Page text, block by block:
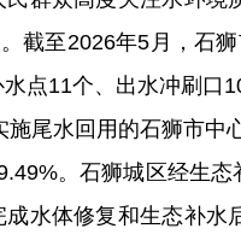
。截至2026年5月，石
点11个、出水冲刷口
水回用的石狮市中
。石狮城区经生
水体修复和生态补